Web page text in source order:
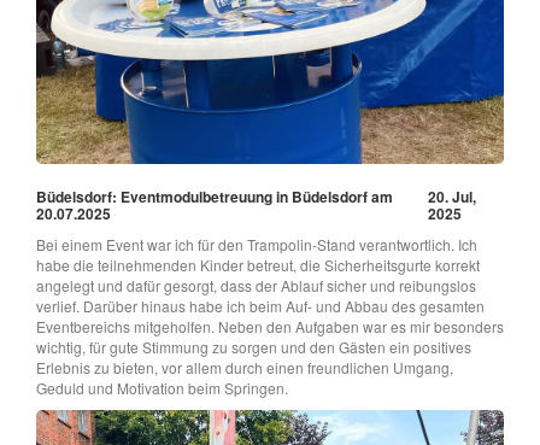
Büdelsdorf: Eventmodulbetreuung in Büdelsdorf am
20.07.2025
20. Jul,
2025
Bei einem Event war ich für den Trampolin-Stand verantwortlich. Ich
habe die teilnehmenden Kinder betreut, die Sicherheitsgurte korrekt
angelegt und dafür gesorgt, dass der Ablauf sicher und reibungslos
verlief. Darüber hinaus habe ich beim Auf- und Abbau des gesamten
Eventbereichs mitgeholfen. Neben den Aufgaben war es mir besonders
wichtig, für gute Stimmung zu sorgen und den Gästen ein positives
Erlebnis zu bieten, vor allem durch einen freundlichen Umgang,
Geduld und Motivation beim Springen.